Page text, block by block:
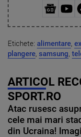
Etichete: alimentare,
plangere, samsung,
ARTICOL
SPORT.RO
Atac rusesc
cele mai mari
din Ucraina!